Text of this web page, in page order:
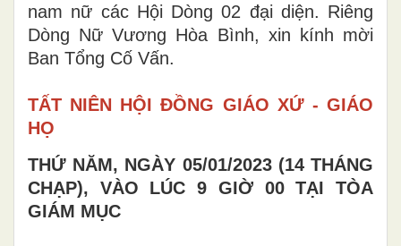
nam nữ các Hội Dòng 02 đại diện. Riêng
Dòng Nữ Vương Hòa Bình, xin kính mời
Ban Tổng Cố Vấn.
TẤT NIÊN HỘI ĐỒNG GIÁO XỨ - GIÁO
HỌ
THỨ NĂM, NGÀY 05/01/2023 (14 THÁNG
CHẠP), VÀO LÚC 9 GIỜ 00 TẠI TÒA
GIÁM MỤC